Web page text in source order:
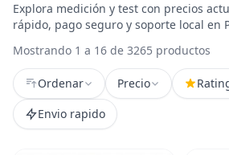
Explora medición y test con precios
rápido, pago seguro y soporte local en
Mostrando 1 a 16 de 3265 productos
Ordenar Precio
Envio rapido